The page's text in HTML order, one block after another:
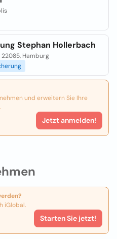
iGlobal.
Starten Sie jetzt!
Stephan Hollerbach
Hamburg
und erweitern Sie Ihre
Jetzt anmelden!